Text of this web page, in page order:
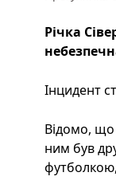
Річка
Інцидент
Відомо, що
ним був